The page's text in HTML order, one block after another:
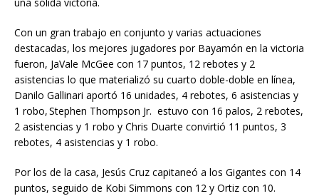
Con un gran trabajo en conjunto y varias actuaciones
destacadas, los mejores jugadores por Bayamón en la victoria
fueron, JaVale McGee con 17 puntos, 12 rebotes y 2
asistencias lo que materializó su cuarto doble-doble en línea,
Danilo Gallinari aportó 16 unidades, 4 rebotes, 6 asistencias y
1 robo, Stephen Thompson Jr. estuvo con 16 palos, 2 rebotes,
2 asistencias y 1 robo y Chris Duarte convirtió 11 puntos, 3
rebotes, 4 asistencias y 1 robo.
Por los de la casa, Jesús Cruz capitaneó a los Gigantes con 14
puntos, seguido de Kobi Simmons con 12 y Ortiz con 10.